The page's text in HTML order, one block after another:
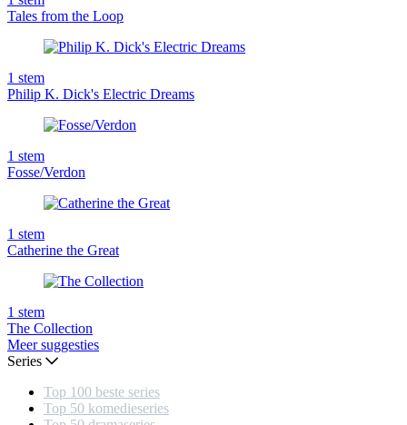
Tales from the Loop
1 stem
Philip K. Dick's Electric Dreams
1 stem
Fosse/Verdon
1 stem
Catherine the Great
1 stem
The Collection
Meer suggesties
Series
Top 100 beste series
Top 50 komedieseries